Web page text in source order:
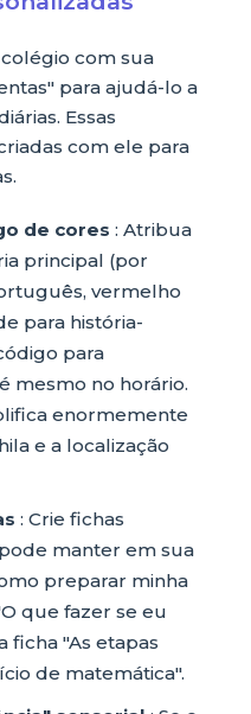
com sua
para ajudá-lo a
Essas
com ele para
de cores : Atribua
principal (por
vermelho
para história-
para
mesmo no horário.
enormemente
e a localização
: Crie fichas
manter em sua
preparar minha
que fazer se eu
ficha "As etapas
de matemática".